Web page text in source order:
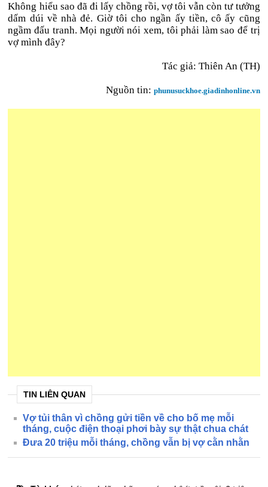
Không hiểu sao đã đi lấy chồng rồi, vợ tôi vẫn còn tư tưởng
dấm dúi về nhà đẻ. Giờ tôi cho ngần ấy tiền, cô ấy cũng
ngầm đấu tranh. Mọi người nói xem, tôi phải làm sao để trị
vợ mình đây?
Tác giả: Thiên An (TH)
Nguồn tin: phunusuckhoe.giadinhonline.vn
TIN LIÊN QUAN
Vợ tủi thân vì chồng gửi tiền về cho bố mẹ mỗi
tháng, cuộc điện thoại phơi bày sự thật chua chát
Đưa 20 triệu mỗi tháng, chồng vẫn bị vợ cằn nhằn